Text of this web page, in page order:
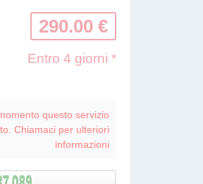
290.00 €
Entro 4 giorni *
questo servizio
Chiamaci per ulteriori
informazioni